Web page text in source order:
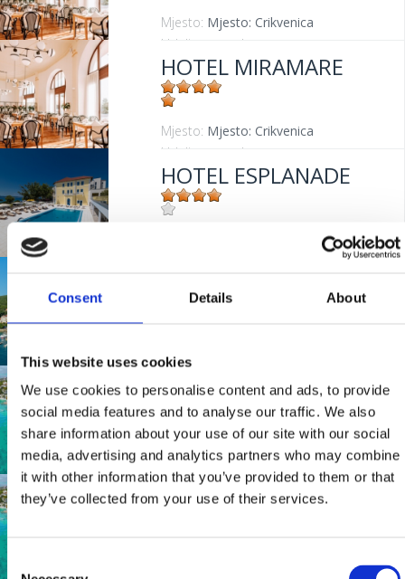
Consent Details About
This website uses cookies
We use cookies to personalise content and ads, to provide
social media features and to analyse our traffic. We also
share information about your use of our site with our social
media, advertising and analytics partners who may combine
it with other information that you’ve provided to them or that
they’ve collected from your use of their services.
Consent
Mjesto: Mjesto: Crikvenica
Udaljenost od mora:
HOTEL MIRAMARE
Mjesto: Mjesto: Crikvenica
Udaljenost od mora:
HOTEL ESPLANADE
Udaljenost od mora:
HOTEL MARINA
Mjesto:Mjesto: Selce
Udaljenost od mora:20 m
HOTEL MARINA